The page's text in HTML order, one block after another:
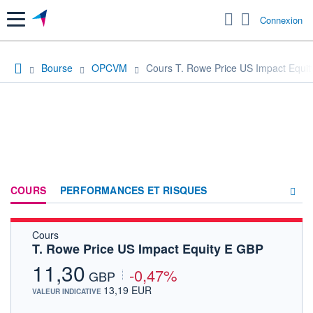
Menu Connexion
Bourse OPCVM Cours T. Rowe Price US Impact
COURS PERFORMANCES ET RISQUES
Cours
T. Rowe Price US Impact Equity E GBP
11,30 GBP -0,47%
VALEUR INDICATIVE 13,19 EUR